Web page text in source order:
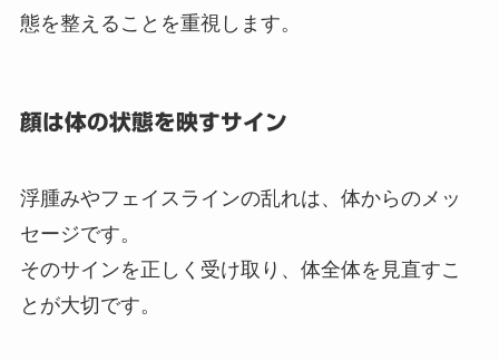
態を整えることを重視します。
顔は体の状態を映すサイン
浮腫みやフェイスラインの乱れは、体からのメッ
セージです。
そのサインを正しく受け取り、体全体を見直すこ
とが大切です。